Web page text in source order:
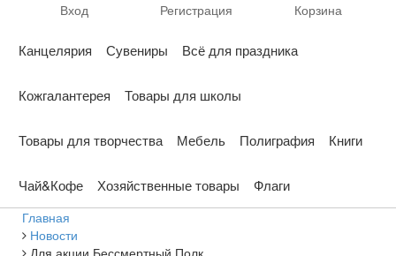
Вход Регистрация Корзина
Канцелярия Сувениры Всё для праздника
Кожгалантерея Товары для школы
Товары для творчества Мебель Полиграфия Книги
Чай&Кофе Хозяйственные товары Флаги
Главная
Новости
Для акции Бессмертный Полк